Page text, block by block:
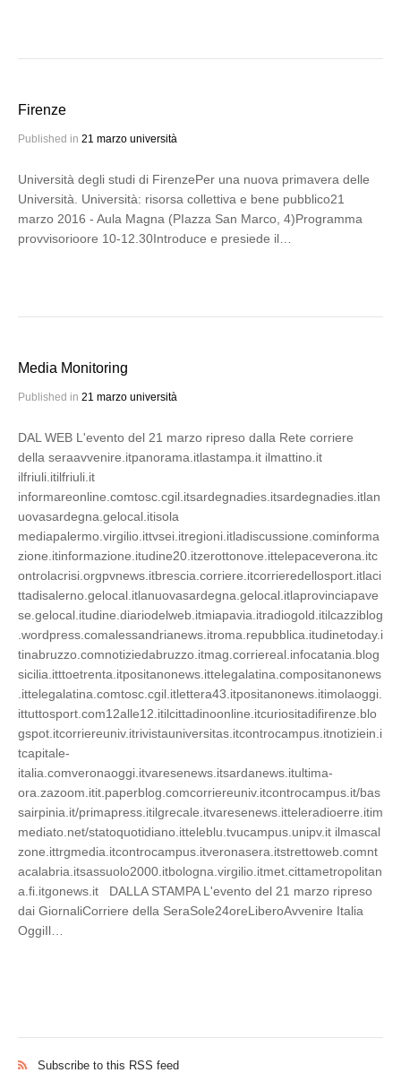
Firenze
Published in 21 marzo università
Università degli studi di FirenzePer una nuova primavera delle
Università. Università: risorsa collettiva e bene pubblico21
marzo 2016 - Aula Magna (PIazza San Marco, 4)Programma
provvisorioore 10-12.30Introduce e presiede il…
Media Monitoring
Published in 21 marzo università
DAL WEB L'evento del 21 marzo ripreso dalla Rete corriere
della seraavvenire.itpanorama.itlastampa.it ilmattino.it
ilfriuli.itilfriuli.it
informareonline.comtosc.cgil.itsardegnadies.itsardegnadies.itlan
uovasardegna.gelocal.itisola
mediapalermo.virgilio.ittvsei.itregioni.itladiscussione.cominforma
zione.itinformazione.itudine20.itzerottonove.ittelepaceverona.itc
ontrolacrisi.orgpvnews.itbrescia.corriere.itcorrieredellosport.itlaci
ttadisalerno.gelocal.itlanuovasardegna.gelocal.itlaprovinciapave
se.gelocal.itudine.diariodelweb.itmiapavia.itradiogold.itilcazziblog
.wordpress.comalessandrianews.itroma.repubblica.itudinetoday.i
tinabruzzo.comnotiziedabruzzo.itmag.corriereal.infocatania.blog
sicilia.itttoetrenta.itpositanonews.ittelegalatina.compositanonews
.ittelegalatina.comtosc.cgil.itlettera43.itpositanonews.itimolaoggi.
ittuttosport.com12alle12.itilcittadinoonline.itcuriositadifirenze.blo
gspot.itcorriereuniv.itrivistauniversitas.itcontrocampus.itnotiziein.i
tcapitale-
italia.comveronaoggi.itvaresenews.itsardanews.itultima-
ora.zazoom.itit.paperblog.comcorriereuniv.itcontrocampus.it/bas
sairpinia.it/primapress.itilgrecale.itvaresenews.itteleradioerre.itim
mediato.net/statoquotidiano.itteleblu.tvucampus.unipv.it ilmascal
zone.ittrgmedia.itcontrocampus.itveronasera.itstrettoweb.comnt
acalabria.itsassuolo2000.itbologna.virgilio.itmet.cittametropolitan
a.fi.itgonews.it DALLA STAMPA L'evento del 21 marzo ripreso
dai GiornaliCorriere della SeraSole24oreLiberoAvvenire Italia
OggiIl…
Subscribe to this RSS feed